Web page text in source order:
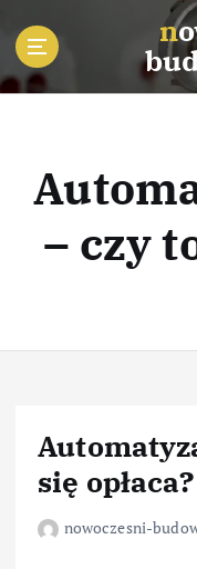
p
nowoczesni-
– czy
się opłaca?
nowoczesni-